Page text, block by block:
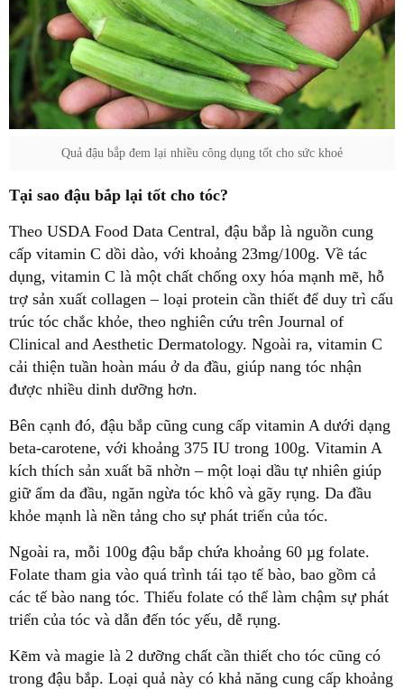
Quả đậu bắp đem lại nhiều công dụng tốt cho sức khoẻ
Tại sao đậu bắp lại tốt cho tóc?
Theo USDA Food Data Central, đậu bắp là nguồn cung
cấp vitamin C dồi dào, với khoảng 23mg/100g. Về tác
dụng, vitamin C là một chất chống oxy hóa mạnh mẽ, hỗ
trợ sản xuất collagen – loại protein cần thiết để duy trì cấu
trúc tóc chắc khỏe, theo nghiên cứu trên Journal of
Clinical and Aesthetic Dermatology. Ngoài ra, vitamin C
cải thiện tuần hoàn máu ở da đầu, giúp nang tóc nhận
được nhiều dinh dưỡng hơn.
Bên cạnh đó, đậu bắp cũng cung cấp vitamin A dưới dạng
beta-carotene, với khoảng 375 IU trong 100g. Vitamin A
kích thích sản xuất bã nhờn – một loại dầu tự nhiên giúp
giữ ẩm da đầu, ngăn ngừa tóc khô và gãy rụng. Da đầu
khỏe mạnh là nền tảng cho sự phát triển của tóc.
Ngoài ra, mỗi 100g đậu bắp chứa khoảng 60 µg folate.
Folate tham gia vào quá trình tái tạo tế bào, bao gồm cả
các tế bào nang tóc. Thiếu folate có thể làm chậm sự phát
triển của tóc và dẫn đến tóc yếu, dễ rụng.
Kẽm và magie là 2 dưỡng chất cần thiết cho tóc cũng có
trong đậu bắp. Loại quả này có khả năng cung cấp khoảng